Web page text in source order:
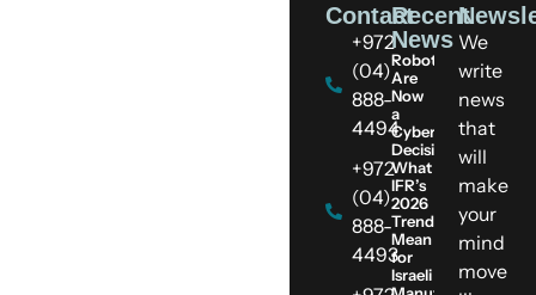
We
write
news
that
will
make
your
mind
move
Contact
+972
(04)
888-
4494
+972
(04)
888-
4493
Recent
News
Robots
Are
Now
a
Cybersecurity
Decision:
What
IFR’s
2026
Trends
Mean
for
Israeli